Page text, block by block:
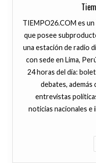
TIEMPO26.COM es
que posee
una estación de radio
con sede en Lima,
24 horas del día:
debates,
entrevistas
noticias nacionales e